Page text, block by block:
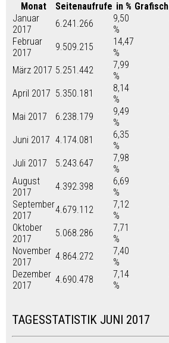
Monat Seitenaufrufe in % Grafisch
Januar
2017
6.241.266
9,50
%
Februar
2017
9.509.215
14,47
%
März 2017 5.251.442
7,99
%
April 2017 5.350.181
8,14
%
Mai 2017
6.238.179
9,49
%
Juni 2017 4.174.081
6,35
%
Juli 2017
5.243.647
7,98
%
August
2017
4.392.398
6,69
%
September
2017
4.679.112
7,12
%
Oktober
2017
5.068.286
7,71
%
November
2017
4.864.272
7,40
%
Dezember
2017
4.690.478
7,14
%
TAGESSTATISTIK JUNI 2017